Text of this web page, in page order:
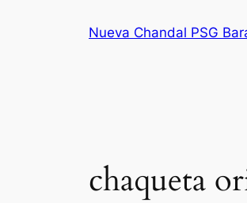
Nueva Chandal PSG
chaqueta